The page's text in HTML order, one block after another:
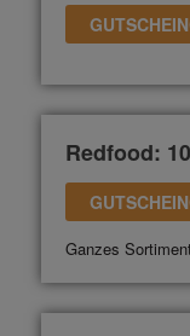
Redfood:
Ganzes